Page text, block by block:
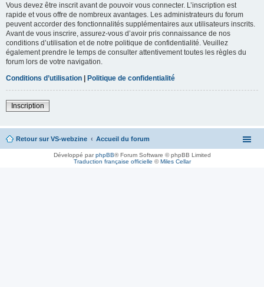
Vous devez être inscrit avant de pouvoir vous connecter. L’inscription est
rapide et vous offre de nombreux avantages. Les administrateurs du forum
peuvent accorder des fonctionnalités supplémentaires aux utilisateurs inscrits.
Avant de vous inscrire, assurez-vous d’avoir pris connaissance de nos
conditions d’utilisation et de notre politique de confidentialité. Veuillez
également prendre le temps de consulter attentivement toutes les règles du
forum lors de votre navigation.
Conditions d’utilisation | Politique de confidentialité
Inscription
Retour sur VS-webzine Accueil du forum
Développé parphpBB® Forum Software © phpBB Limited
Traduction française officielle ©Miles Cellar